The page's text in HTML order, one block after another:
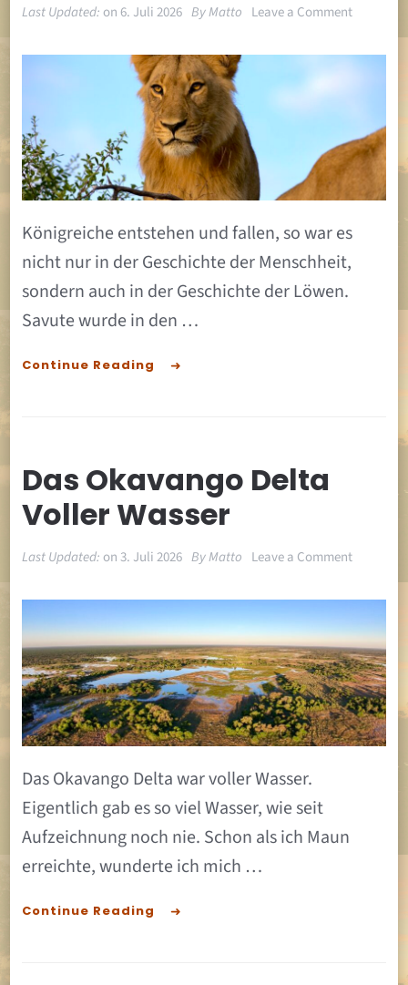
Last Updated:on 6. Juli 2026 ByMatto Leave a Commenton
fallen
Königreiche entstehen und fallen, so war es
nicht nur in der Geschichte der Menschheit,
sondern auch in der Geschichte der Löwen.
Savute wurde in den …
Continue Reading
Das Okavango Delta
Voller Wasser
Last Updated:on3. Juli 2026 ByMatto Leave a Commenton
Delta
voller
Wasser
Das Okavango Delta war voller Wasser.
Eigentlich gab es so viel Wasser, wie seit
Aufzeichnung noch nie. Schon als ich Maun
erreichte, wunderte ich mich …
Continue Reading